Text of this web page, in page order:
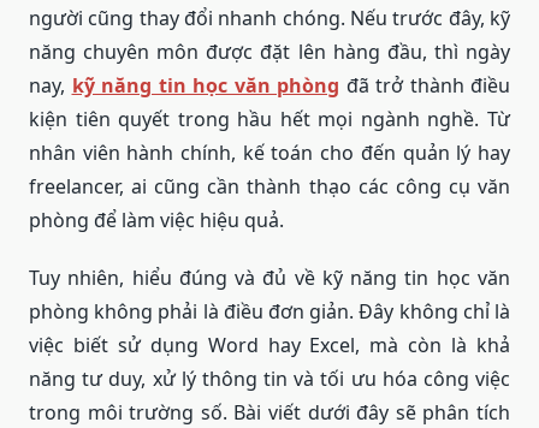
người cũng thay đổi nhanh chóng. Nếu trước đây, kỹ
năng chuyên môn được đặt lên hàng đầu, thì ngày
nay, kỹ năng tin học văn phòng đã trở thành điều
kiện tiên quyết trong hầu hết mọi ngành nghề. Từ
nhân viên hành chính, kế toán cho đến quản lý hay
freelancer, ai cũng cần thành thạo các công cụ văn
phòng để làm việc hiệu quả.
Tuy nhiên, hiểu đúng và đủ về kỹ năng tin học văn
phòng không phải là điều đơn giản. Đây không chỉ là
việc biết sử dụng Word hay Excel, mà còn là khả
năng tư duy, xử lý thông tin và tối ưu hóa công việc
trong môi trường số. Bài viết dưới đây sẽ phân tích